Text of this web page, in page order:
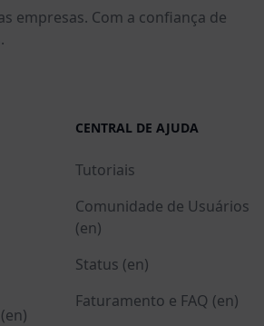
empresas. Com a confiança de
CENTRAL DE AJUDA
Tutoriais
Comunidade de Usuários
(en)
Status (en)
Faturamento e FAQ (en)